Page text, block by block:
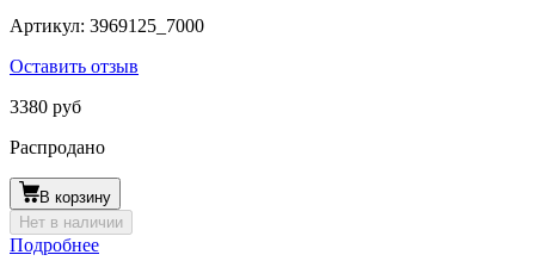
Артикул: 3969125_7000
Оставить отзыв
3380 руб
Распродано
В корзину
Нет в наличии
Подробнее